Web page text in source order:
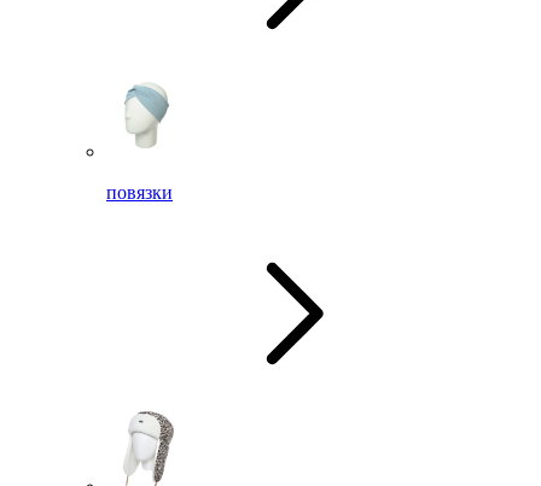
повязки